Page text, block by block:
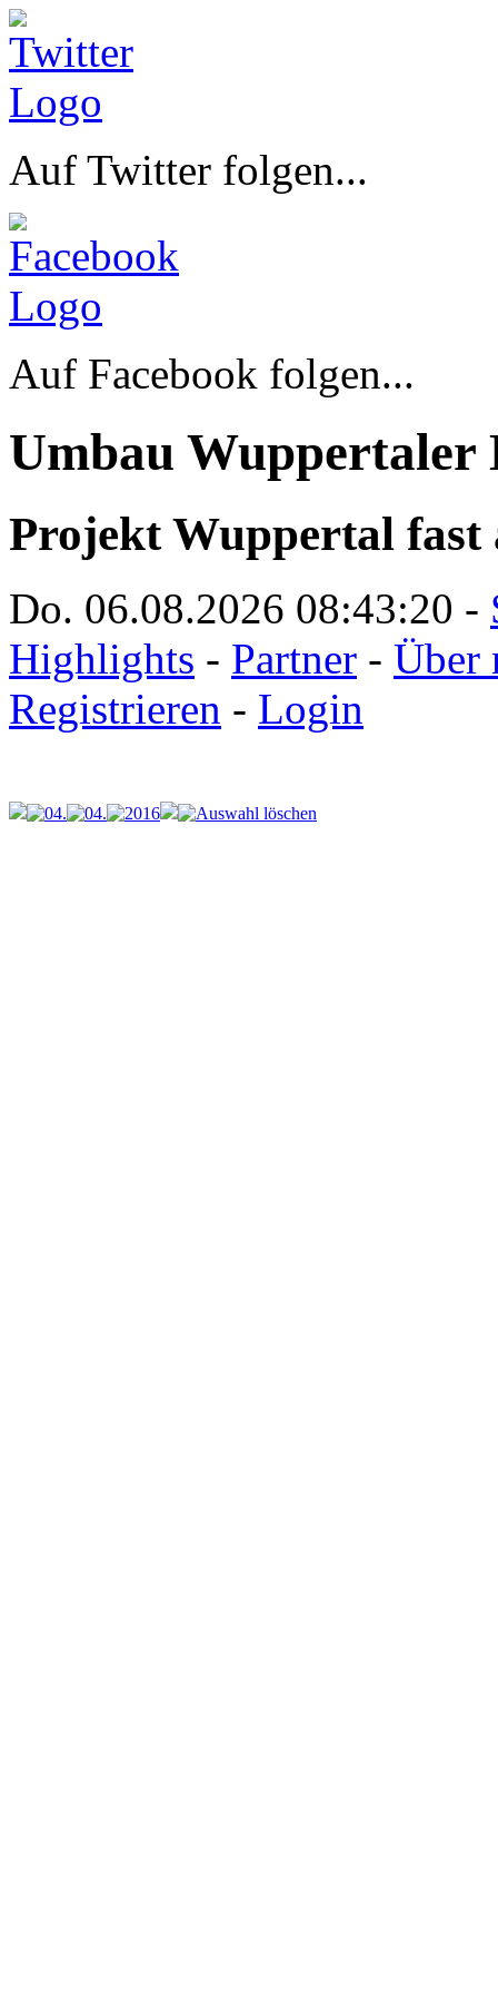
Auf Twitter folgen...
Auf Facebook folgen...
Umbau Wuppertaler
Projekt Wuppertal fast
Do. 06.08.2026 08:43:20 -
Highlights - Partner - Über
Registrieren - Login